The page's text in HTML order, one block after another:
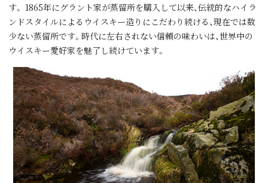
す。 1865年にグラント家が蒸留所を購⼊して以来、伝統的なハイラ
ンドスタイルによるウイスキー造りにこだわり続ける、現在では数
少ない蒸留所です。時代に左右されない信頼の味わいは、世界中の
ウイスキー愛好家を魅了し続けています。